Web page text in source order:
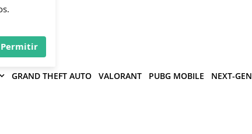
GRAND THEFT AUTO VALORANT PUBG MOBILE NEXT-GEN